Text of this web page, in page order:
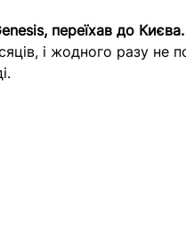
переїхав до Києва.
і жодного разу